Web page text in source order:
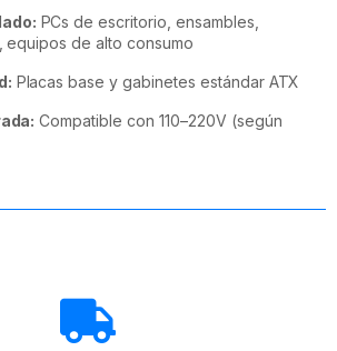
PCs de escritorio, ensambles,
equipos de alto consumo
Placas base y gabinetes estándar ATX
Compatible con 110–220V (según